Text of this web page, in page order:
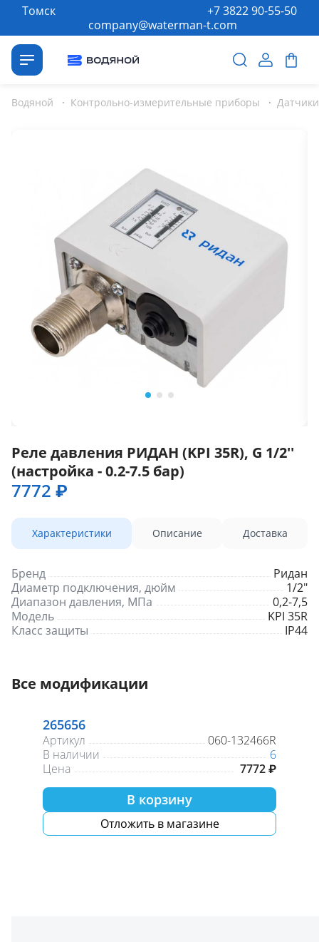
Томск
company@waterman-t.com
+7 3822 90-55-50
Водяной · Контрольно-измерительные приборы ·
Реле давления РИДАН (KPI 35R), G 1/2''
(настройка - 0.2-7.5 бар)
7772 ₽
Характеристики Описание Доставка
Бренд
Ридан
Диаметр подключения, дюйм
1/2″
Диапазон давления, МПа
0,2-7,5
Модель
KPI 35R
Класс защиты
IP44
Все модификации
265656
Артикул
060-132466R
В наличии
6
Цена
7772 ₽
В корзину
Отложить в магазине